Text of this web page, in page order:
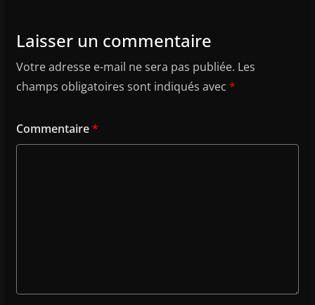
Laisser un commentaire
Votre adresse e-mail ne sera pas publiée. Les
champs obligatoires sont indiqués avec *
Commentaire*